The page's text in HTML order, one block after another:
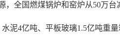
国燃煤锅炉和窑炉从50万台
4亿吨、平板玻璃1.5亿吨重量